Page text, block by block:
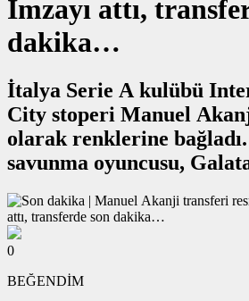
İmzayı attı,
dakika…
İtalya Serie A kulübü
City stoperi Manuel
olarak renklerine
savunma oyuncusu,
0
BEĞENDİM